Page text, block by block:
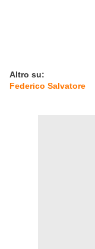
Altro su:
Federico Salvatore